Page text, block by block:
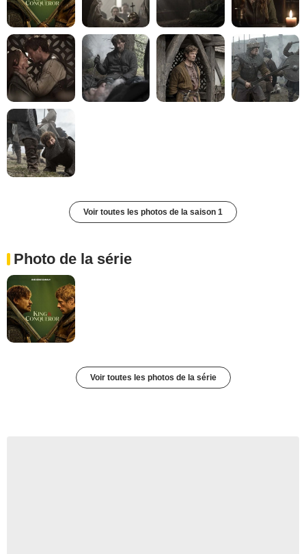
Voir toutes les photos de la saison 1
Photo de la série
Voir toutes les photos de la série